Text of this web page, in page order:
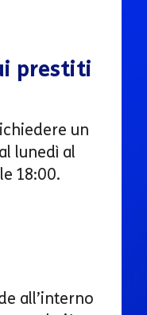
prestiti
un
lunedì al
18:00.
all’interno